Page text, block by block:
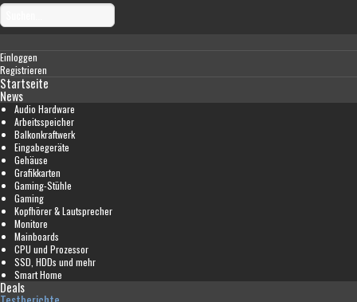
Einloggen
Registrieren
Startseite
News
Audio Hardware
Arbeitsspeicher
Balkonkraftwerk
Eingabegeräte
Gehäuse
Grafikkarten
Gaming-Stühle
Gaming
Kopfhörer & Lautsprecher
Monitore
Mainboards
CPU und Prozessor
SSD, HDDs und mehr
Smart Home
Deals